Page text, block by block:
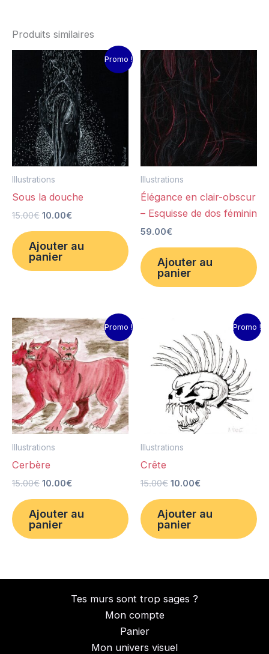
Produits similaires
Promo !
Illustrations
Sous la douche
15.00€
Le
prix
initial
était :
15.00€.
10.00€
Le
prix
actuel
est :
10.00€.
Ajouter au
panier
Illustrations
Élégance en clair-obscur
– Esquisse de dos féminin
59.00€
Ajouter au
panier
Promo !
Illustrations
Cerbère
15.00€
Le
prix
initial
était :
15.00€.
10.00€
Le
prix
actuel
est :
10.00€.
Ajouter au
panier
Promo !
Illustrations
Crête
15.00€
prix
initial
était :
15.00€.
10.00€
prix
actuel
est :
10.00€.
Ajouter au
panier
Tes murs sont trop sages ?
Mon compte
Panier
Mon univers visuel